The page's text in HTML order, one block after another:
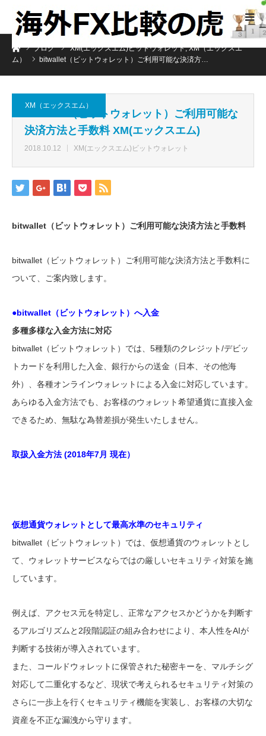
ホームブログ XM(エックスエム)ビットウォレット, XM（エックスエ
ム）
bitwallet（ビットウォレット）ご利用可能な決済方…
XM（エックスエム）
bitwallet（ビットウォレット）ご利用可能な
決済方法と手数料 XM(エックスエム)
2018.10.12 XM(エックスエム)ビットウォレット
bitwallet（ビットウォレット）ご利用可能な決済方法と手数料
bitwallet（ビットウォレット）ご利用可能な決済方法と手数料に
ついて、ご案内致します。
●bitwallet（ビットウォレット）へ入金
多種多様な入金方法に対応
bitwallet（ビットウォレット）では、5種類のクレジット/デビッ
トカードを利用した入金、銀行からの送金（日本、その他海
外）、各種オンラインウォレットによる入金に対応しています。
あらゆる入金方法でも、お客様のウォレット希望通貨に直接入金
できるため、無駄な為替差損が発生いたしません。
取扱入金方法 (2018年7月 現在）
仮想通貨ウォレットとして最高水準のセキュリティ
bitwallet（ビットウォレット）では、仮想通貨のウォレットとし
て、ウォレットサービスならではの厳しいセキュリティ対策を施
しています。
例えば、アクセス元を特定し、正常なアクセスかどうかを判断す
るアルゴリズムと2段階認証の組み合わせにより、本人性をAIが
判断する技術が導入されています。
また、コールドウォレットに保管された秘密キーを、マルチシグ
対応して二重化するなど、現状で考えられるセキュリティ対策の
さらに一歩上を行くセキュリティ機能を実装し、お客様の大切な
資産を不正な漏洩から守ります。